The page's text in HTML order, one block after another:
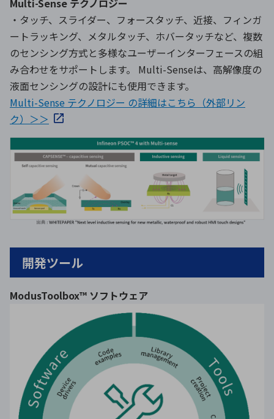
・タッチ、スライダー、フォースタッチ、近接、フィンガ
ートラッキング、メタルタッチ、ホバータッチなど、複数
のセンシング方式と多様なユーザーインターフェースの組
み合わせをサポートします。 Multi-Senseは、高解像度の
液面センシングの設計にも使用できます。
Multi-Sense テクノロジー の詳細はこちら（外部リン
ク）＞＞
開発ツール
ModusToolbox™ ソフトウェア